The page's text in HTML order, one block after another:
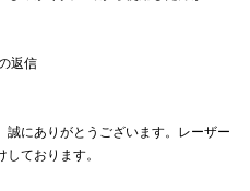
返信
にありがとうございます。レーザー
ております。